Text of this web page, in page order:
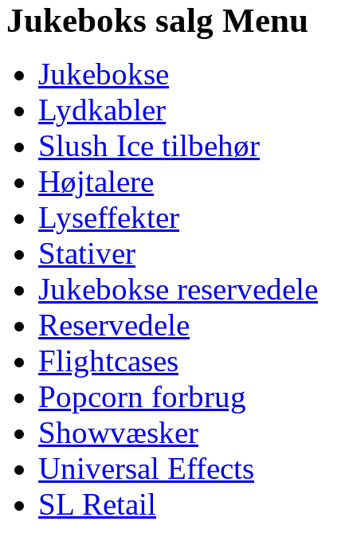
Jukeboks salg Menu
Jukebokse
Lydkabler
Slush Ice tilbehør
Højtalere
Lyseffekter
Stativer
Jukebokse reservedele
Reservedele
Flightcases
Popcorn forbrug
Showvæsker
Universal Effects
SL Retail